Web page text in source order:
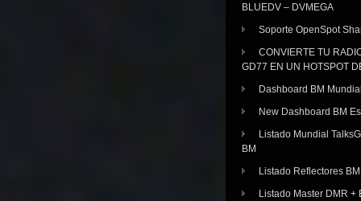
BLUEDV – DVMEGA
Soporte OpenSpot
CONVIERTE TU
GD77 EN UN HOTSPOT
Dashboard BM
New Dashboard BM
Listado Mundial
BM
Listado Reflectores BM
Listado Master DMR +